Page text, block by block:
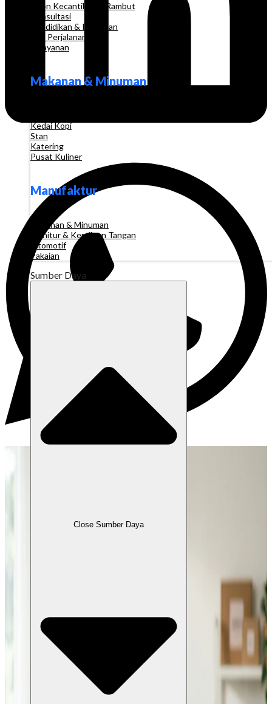
Salon Kecantikan & Rambut
Konsultasi
Pendidikan & Pelatihan
Biro Perjalanan
Pelayanan
Makanan & Minuman
Kedai Kopi
Stan
Katering
Pusat Kuliner
Manufaktur
Makanan & Minuman
Furnitur & Kerajinan Tangan
Otomotif
Pakaian
Sumber Daya
Close Sumber Daya